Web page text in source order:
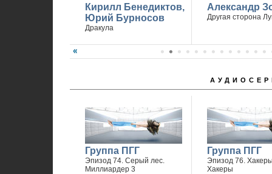
Кирилл Бенедиктов,
Юрий Бурносов
Дракула
Александр
Другая сторона
Группа ПГГ
Эпизод 74. Серый лес.
Миллиардер 3
Группа ПГГ
Эпизод 76.
Хакеры